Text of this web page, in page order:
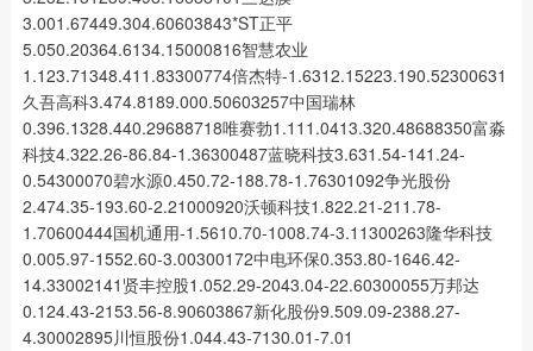
3.001.67449.304.60603843*ST正平
5.050.20364.6134.15000816智慧农业
1.123.71348.411.83300774倍杰特-1.6312.15223.190.52300631
久吾高科3.474.8189.000.50603257中国瑞林
0.396.1328.440.29688718唯赛勃1.111.0413.320.48688350富淼
科技4.322.26-86.84-1.36300487蓝晓科技3.631.54-141.24-
0.54300070碧水源0.450.72-188.78-1.76301092争光股份
2.474.35-193.60-2.21000920沃顿科技1.822.21-211.78-
1.70600444国机通用-1.5610.70-1008.74-3.11300263隆华科技
0.005.97-1552.60-3.00300172中电环保0.353.80-1646.42-
14.33002141贤丰控股1.052.29-2043.04-22.60300055万邦达
0.124.43-2153.56-8.90603867新化股份9.509.09-2388.27-
4.30002895川恒股份1.044.43-7130.01-7.01